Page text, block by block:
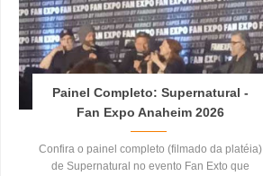
Painel Completo: Supernatural -
Fan Expo Anaheim 2026
Confira o painel completo (filmado da platéia)
de Supernatural no evento Fan Exto que